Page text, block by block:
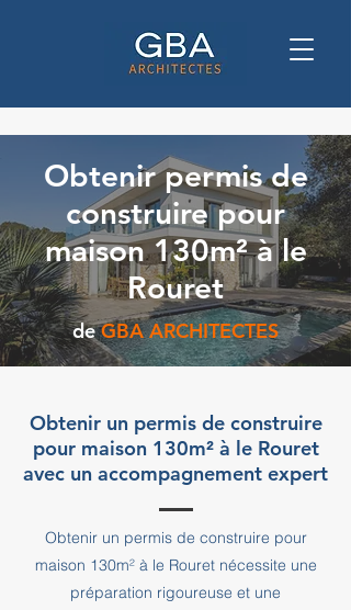
Obtenir permis de
construire pour
maison 130m² à le
Rouret
de GBA ARCHITECTES
Obtenir un permis de construire
pour maison 130m² à le Rouret
avec un accompagnement expert
Obtenir un permis de construire pour
maison 130m² à le Rouret nécessite une
préparation rigoureuse et une